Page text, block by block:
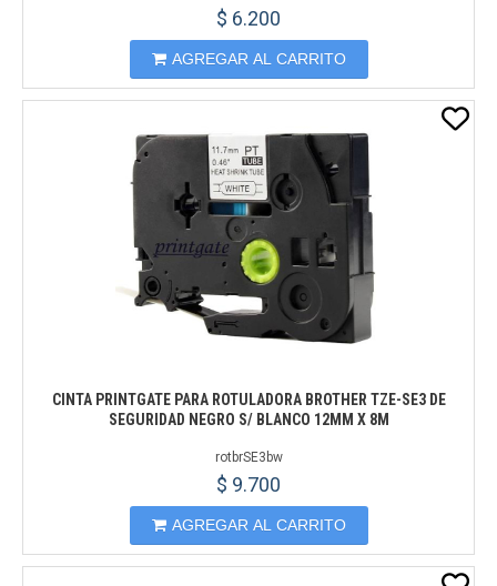
$ 6.200
AGREGAR AL CARRITO
CINTA PRINTGATE PARA ROTULADORA BROTHER TZE-SE3 DE
SEGURIDAD NEGRO S/ BLANCO 12MM X 8M
rotbrSE3bw
$ 9.700
AGREGAR AL CARRITO